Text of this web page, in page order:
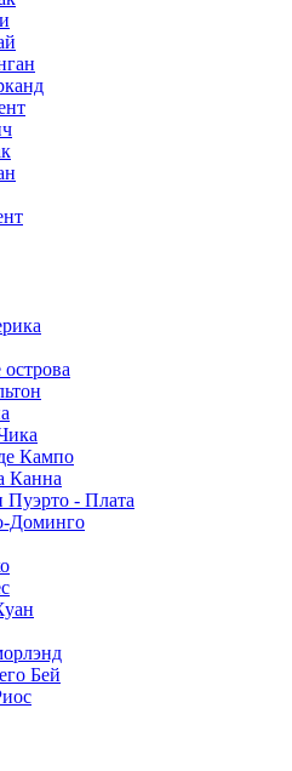
Кампо
Канна
Пуэрто - Плата
Доминго
Бей